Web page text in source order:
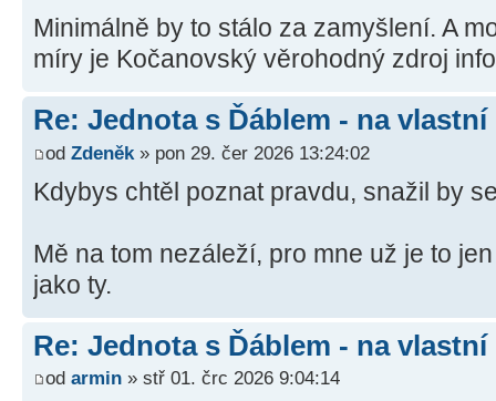
Minimálně by to stálo za zamyšlení. A
míry je Kočanovský věrohodný zdroj
Re: Jednota s Ďáblem - na
od Zdeněk » pon 29. čer 2026 13:24:02
Kdybys chtěl poznat pravdu, snažil by
Mě na tom nezáleží, pro mne už je to
jako ty.
Re: Jednota s Ďáblem - na
od armin » stř 01. črc 2026 9:04:14